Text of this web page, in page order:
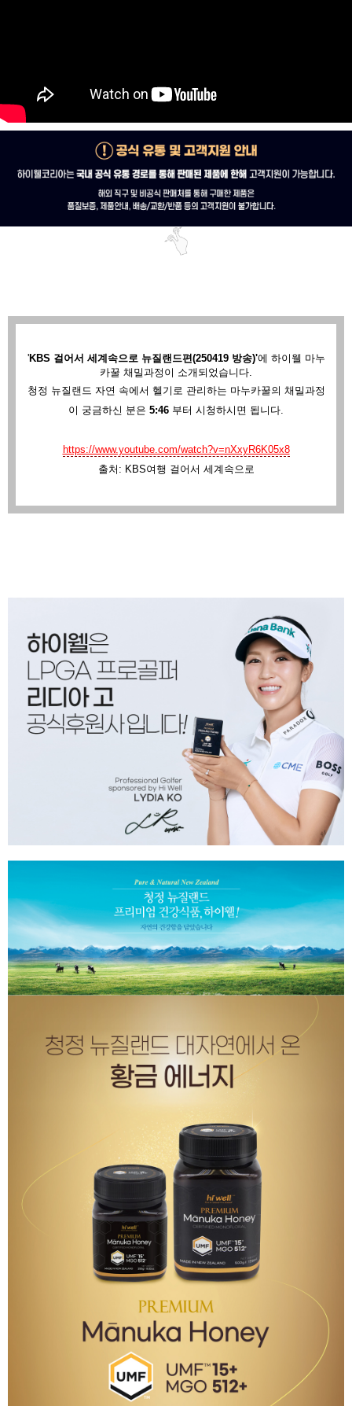
'KBS 걸어서 세계속으로 뉴질랜드편(250419 방송)'에 하이웰 마누
카꿀 채밀과정이 소개되었습니다.
청정 뉴질랜드 자연 속에서 헬기로 관리하는 마누카꿀의 채밀과정
이 궁금하신 분은 5:46 부터 시청하시면 됩니다.
https://www.youtube.com/watch?v=nXxyR6K05x8
출처: KBS여행 걸어서 세계속으로